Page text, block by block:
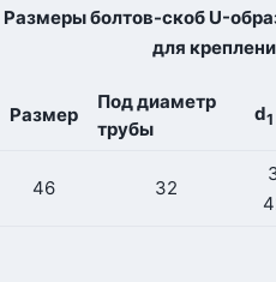
Размеры болтов-скоб U-
для
Размер
Под диаметр
трубы
d1
46 32